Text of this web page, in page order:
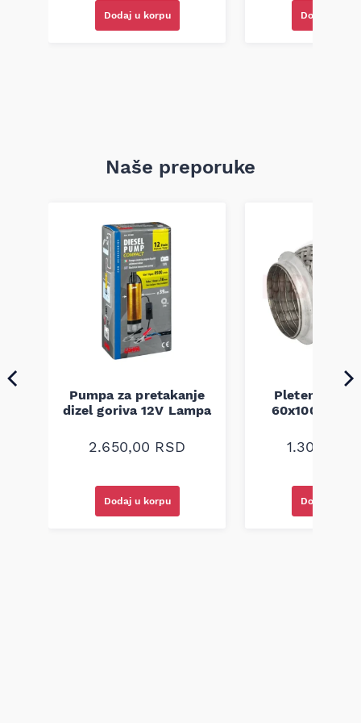
Dodaj u korpu Dodaj u
Naše preporuke
Pumpa za pretakanje
dizel goriva 12V Lampa
2.650,00 RSD
Dodaj u korpu
Pletenica
60x100
1.300,00
Dodaj u